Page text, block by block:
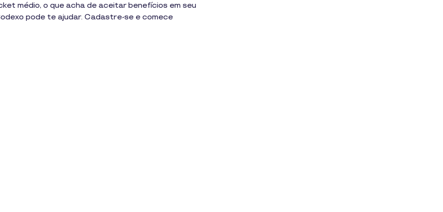
médio, o que acha de aceitar benefícios em seu
pode te ajudar. Cadastre-se e comece